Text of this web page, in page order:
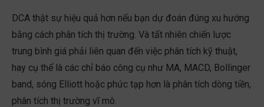
DCA thật sự hiệu quả hơn nếu bạn dự đoán đúng xu hướng
bằng cách phân tích thị trường. Và tất nhiên chiến lược
trung bình giá phải liên quan đến việc phân tích kỹ thuật,
hay cụ thể là các chỉ báo công cụ như MA, MACD, Bollinger
band, sóng Elliott hoặc phức tạp hơn là phân tích dòng tiền,
phân tích thị trường vĩ mô.